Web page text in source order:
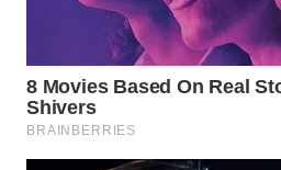
KEPULAUAN
SERIBU
WN
TANGERANG